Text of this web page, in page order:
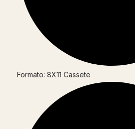
Formato: 8X11 Cassete